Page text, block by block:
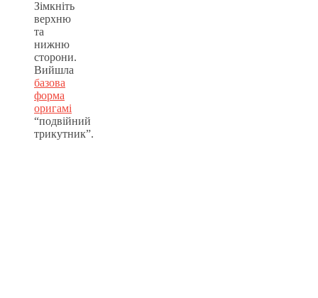
Зімкніть
верхню
та
нижню
сторони.
Вийшла
базова
форма
оригамі
“подвійний
трикутник”.